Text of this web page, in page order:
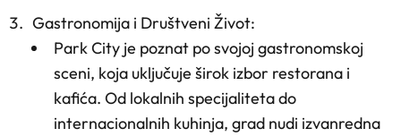
Gastronomija i Društveni Život:
Park City je poznat po svojoj gastronomskoj
sceni, koja uključuje širok izbor restorana i
kafića. Od lokalnih specijaliteta do
internacionalnih kuhinja, grad nudi izvanredna